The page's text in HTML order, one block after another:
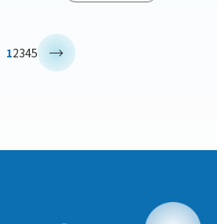
12345